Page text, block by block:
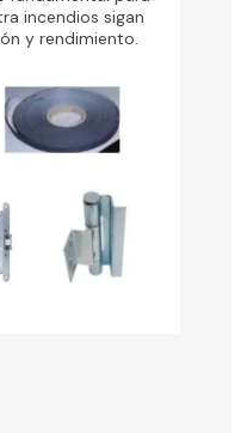
incendios sigan
y rendimiento.